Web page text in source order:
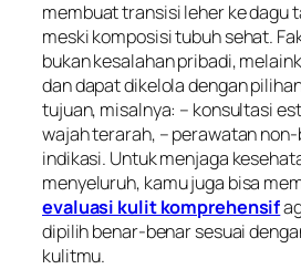
membuat transisi leher ke dagu
meski komposisi tubuh sehat.
bukan kesalahan pribadi,
dan dapat dikelola dengan
tujuan, misalnya: – konsultasi
wajah terarah, – perawatan
indikasi. Untuk menjaga
menyeluruh, kamu juga bisa
evaluasi kulit komprehensif
dipilih benar-benar sesuai
kulitmu.